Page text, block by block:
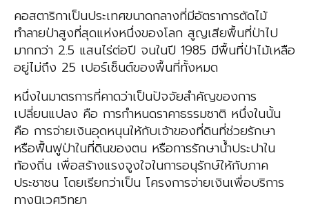
คอสตาริกาเป็นประเทศขนาดกลางที่มีอัตราการตัดไม้
ทำลายป่าสูงที่สุดแห่งหนึ่งของโลก สูญเสียพื้นที่ป่าไป
มากกว่า 2.5 แสนไร่ต่อปี จนในปี 1985 มีพื้นที่ป่าไม้เหลือ
อยู่ไม่ถึง 25 เปอร์เซ็นต์ของพื้นที่ทั้งหมด
หนึ่งในมาตรการที่คาดว่าเป็นปัจจัยสำคัญของการ
เปลี่ยนแปลง คือ การกำหนดราคาธรรมชาติ หนึ่งในนั้น
คือ การจ่ายเงินอุดหนุนให้กับเจ้าของที่ดินที่ช่วยรักษา
หรือฟื้นฟูป่าในที่ดินของตน หรือการรักษาน้ำประปาใน
ท้องถิ่น เพื่อสร้างแรงจูงใจในการอนุรักษ์ให้กับภาค
ประชาชน โดยเรียกว่าเป็น โครงการจ่ายเงินเพื่อบริการ
ทางนิเวศวิทยา